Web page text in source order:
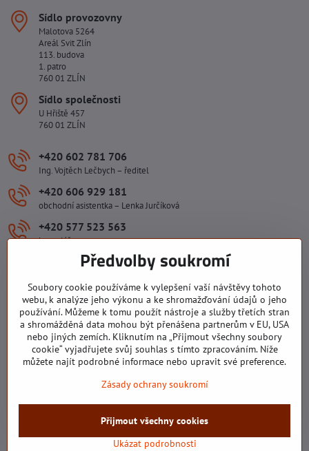
Sídlo provozovny
Malotova 5264
Areál Svit Zlín
113. budova
1. patro
760 01 ZLÍN
Sídlo společnosti
U Hřiště 457
760 01 ZLÍN
+420 602 781 706
Ing. Vojtěch Lečbych – ředitel
+420 606 929 181
obchodní asistentka – Lenka Jurčíková
+420 577 523 563
kancelář
ivlecbych​@seznam​.cz
Důležité odkazy
Všechny texty, obrázky a fotografie jsou majetkem společnosti Ing.
Vojtěch Lečbych - IVL. Kopírovat obsah těchto stránek můžete jen se
©2026Copyright
Předvolby soukromíZásady ochrany soukromíStav objednávky
Předvolby soukromí
Soubory cookie používáme k vylepšení vaší návštěvy tohoto
webu, k analýze jeho výkonu a ke shromažďování údajů o jeho
používání. Můžeme k tomu použít nástroje a služby třetích stran
a shromážděná data mohou být přenášena partnerům v EU, USA
nebo jiných zemích. Kliknutím na „Přijmout všechny soubory
cookie“ vyjadřujete svůj souhlas s tímto zpracováním. Níže
můžete najít podrobné informace nebo upravit své preference.
Zásady ochrany soukromí
Ukázat podrobnosti
Přijmout všechny cookies